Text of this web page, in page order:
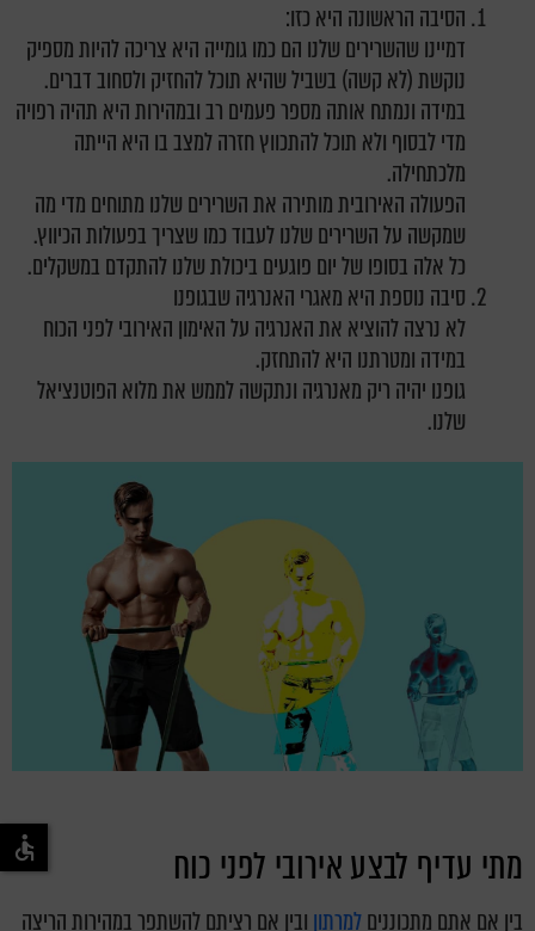
הסיבה הראשונה היא כזו:
דמיינו שהשרירים שלנו הם כמו גומייה היא צריכה להיות מספיק
נוקשת (לא קשה) בשביל שהיא תוכל להחזיק ולסחוב דברים.
במידה ונמתח אותה מספר פעמים רב ובמהירות היא תהיה רפויה
מדי לבסוף ולא תוכל להתכווץ חזרה למצב בו היא הייתה
מלכתחילה.
הפעולה האירובית מותירה את השרירים שלנו מתוחים מדי מה
שמקשה על השרירים שלנו לעבוד כמו שצריך בפעולות הכיווץ.
כל אלה בסופו של יום פוגעים ביכולת שלנו להתקדם במשקלים.
סיבה נוספת היא מאגרי האנרגיה שבגופנו
לא נרצה להוציא את האנרגיה על האימון האירובי לפני הכוח
במידה ומטרתנו היא להתחזק.
גופנו יהיה ריק מאנרגיה ונתקשה לממש את מלוא הפוטנציאל
שלנו.
מתי עדיף לבצע אירובי לפני כוח
בין אם אתם מתכונניםלמרתון ובין אם רציתם להשתפר במהירות הריצה